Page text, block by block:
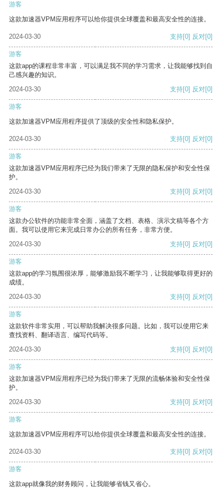
游客
这款加速器VPM应用程序可以给你提供全球覆盖和最高安全性的连接。
2024-03-30 支持[0] 反对[0]
游客
这款app的课程非常丰富，可以满足我不同的学习需求，让我能够找到自
己感兴趣的知识。
2024-03-30
支持[0] 反对[0]
游客
这款加速器VPM应用程序提供了顶级的安全性和隐私保护。
2024-03-30 支持[0] 反对[0]
游客
这款加速器VPM应用程序已经为我们带来了无限的隐私保护和安全性保
护。
2024-03-30
支持[0] 反对[0]
游客
这款办公软件的功能非常全面，涵盖了文档、表格、演示文稿等各个方
面。我可以使用它来完成日常办公的所有任务，非常方便。
2024-03-30
支持[0] 反对[0]
游客
这款app的学习氛围很浓厚，能够激励我不断学习，让我能够取得更好的
成绩。
2024-03-30
支持[0] 反对[0]
游客
这款软件非常实用，可以帮助我解决很多问题。比如，我可以使用它来
查找资料、翻译语言、编写代码等。
2024-03-30
支持[0] 反对[0]
游客
这款加速器VPM应用程序已经为我们带来了无限的流畅体验和安全性保
护。
2024-03-30
支持[0] 反对[0]
游客
这款加速器VPM应用程序可以给你提供全球覆盖和最高安全性的连接。
2024-03-30 支持[0] 反对[0]
游客
这款app就像我的财务顾问，让我能够省钱又省心。